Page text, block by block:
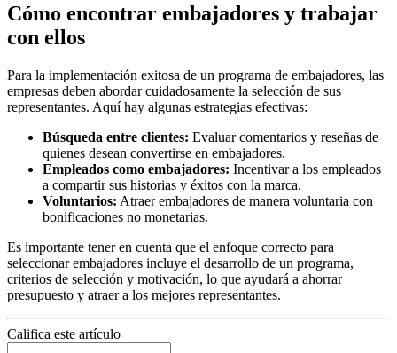
Cómo encontrar embajadores y trabajar
con ellos
Para la implementación exitosa de un programa de embajadores, las
empresas deben abordar cuidadosamente la selección de sus
representantes. Aquí hay algunas estrategias efectivas:
Búsqueda entre clientes: Evaluar comentarios y reseñas de
quienes desean convertirse en embajadores.
Empleados como embajadores: Incentivar a los empleados
a compartir sus historias y éxitos con la marca.
Voluntarios: Atraer embajadores de manera voluntaria con
bonificaciones no monetarias.
Es importante tener en cuenta que el enfoque correcto para
seleccionar embajadores incluye el desarrollo de un programa,
criterios de selección y motivación, lo que ayudará a ahorrar
presupuesto y atraer a los mejores representantes.
Califica este artículo